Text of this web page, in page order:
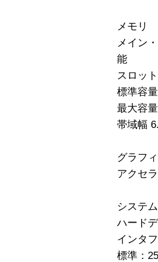
メモリ
メイン
能
スロッ
標準容
最大容
帯域幅
グラフ
アクセ
システ
ハード
インタ
標準：